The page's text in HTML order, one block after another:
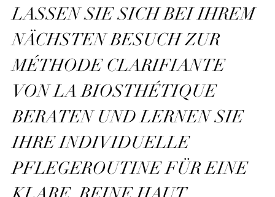
LASSEN SIE SICH BEI IHREM
NÄCHSTEN BESUCH ZUR
MÉTHODE CLARIFIANTE
VON LA BIOSTHÉTIQUE
BERATEN UND LERNEN SIE
IHRE INDIVIDUELLE
PFLEGEROUTINE FÜR EINE